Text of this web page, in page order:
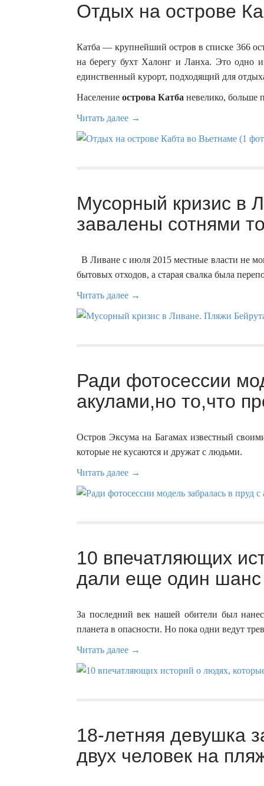
Отдых на острове
Катба — крупнейший остров в списке 366
на берегу бухт Халонг и Ланха. Это одно
единственный курорт, подходящий для
Население острова Катба невелико, больше
Читать далее →
Мусорный кризис в
завалены сотнями
В Ливане с июля 2015 местные власти не
бытовых отходов, а старая свалка была
Читать далее →
Ради фотосессии
акулами,но то,что
Остров Эксума на Багамах известный
которые не кусаются и дружат с людьми.
Читать далее →
10 впечатляющих
дали еще один
За последний век нашей обители был
планета в опасности. Но пока одни ведут
Читать далее →
18-летняя девушка
двух человек на